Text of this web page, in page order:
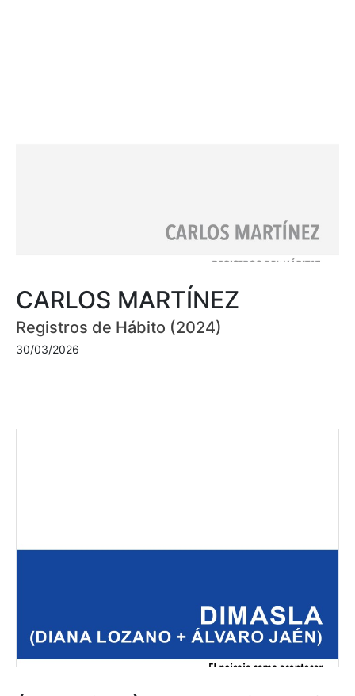
CARLOS MARTÍNEZ
Registros de Hábito (2024)
30/03/2026